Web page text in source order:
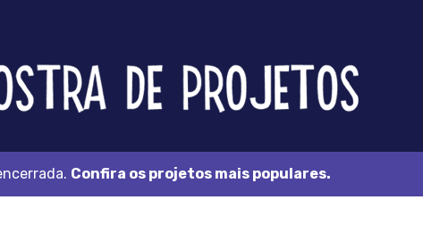
Confira os projetos mais populares.